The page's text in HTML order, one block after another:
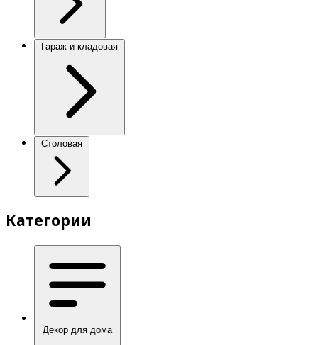
Гараж и кладовая
Столовая
Категории
Декор для дома